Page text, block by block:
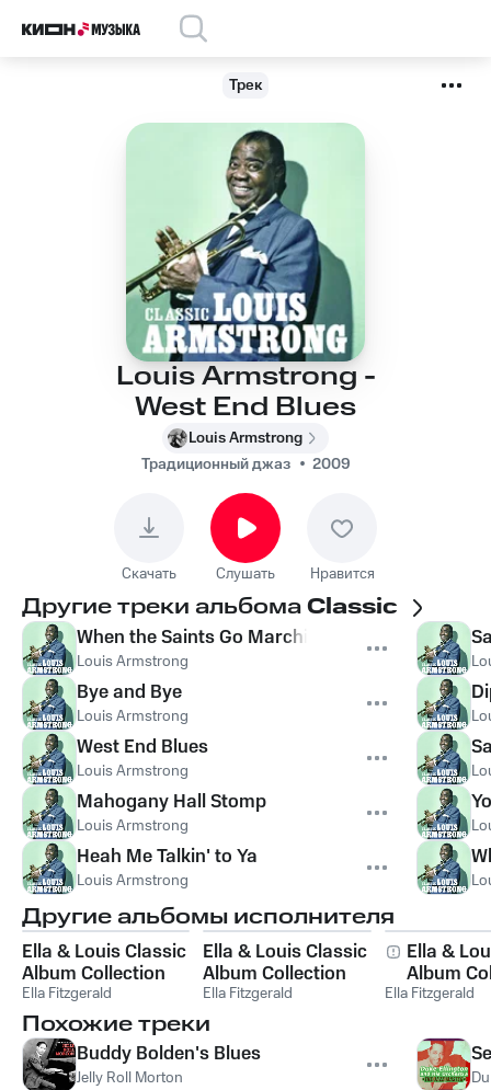
Трек
Louis Armstrong -
West End Blues
Louis Armstrong
Традиционный джаз
2009
Скачать Слушать Нравится
Другие треки альбомаClassic
When the Saints Go Marching In
Louis Armstrong
Bye and Bye
Louis Armstrong
West End Blues
Louis Armstrong
Mahogany Hall Stomp
Louis Armstrong
Heah Me Talkin' to Ya
Louis Armstrong
Другие альбомы исполнителя
Ella & Louis Classic
Album Collection
CD 3
Ella Fitzgerald
Ella & Louis Classic
Album Collection
CD 1
Ella Fitzgerald
Ella &
Album
CD 2
Ella Fitzgerald
Похожие треки
Buddy Bolden's Blues
Jelly Roll Morton